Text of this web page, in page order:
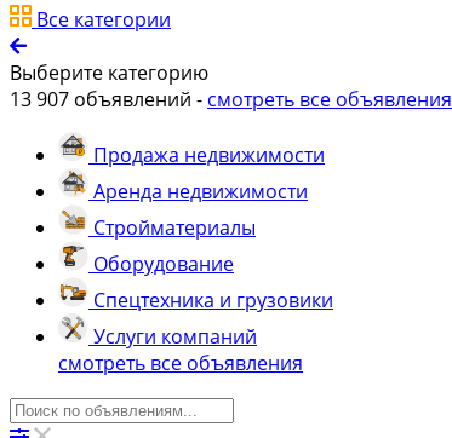
Все категории
Выберите категорию
13 907 объявлений - смотреть все объявления
Продажа недвижимости
Аренда недвижимости
Стройматериалы
Оборудование
Спецтехника и грузовики
Услуги компаний
смотреть все объявления